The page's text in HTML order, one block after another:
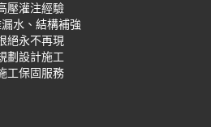
壓灌注經驗
水、結構補強
絕永不再現
劃設計施工
工保固服務